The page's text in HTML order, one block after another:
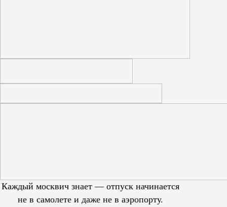
Каждый москвич знает — отпуск начинается
не в самолете и даже не в аэропорту.